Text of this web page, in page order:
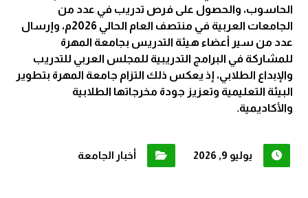
الحاسوب، والحصول على فرص تدريب في عدد من
الجامعات العربية في منتصف العام الحالي 2026م، وإرسال
عدد من سير أعضاء هيئة التدريس بجامعة المهرة
للمشاركة في البرامج التدريبية للمجلس العربي للتدريب
والإبداع الطلابي، إذ يعكس ذلك التزام جامعة المهرة بتطوير
البيئة التعليمية وتعزيز جودة مخرجاتها الطلابية
والأكاديمية.
يوليو 9, 2026 أخبار الجامعة